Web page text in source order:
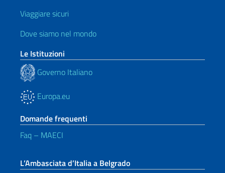
Viaggiare sicuri
Dove siamo nel mondo
Le Istituzioni
Governo Italiano
Europa.eu
Domande frequenti
Faq – MAECI
L’Ambasciata d’Italia a Belgrado